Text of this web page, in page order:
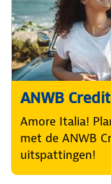
ANWB
Amore Italia!
met de ANWB
uitspattingen!